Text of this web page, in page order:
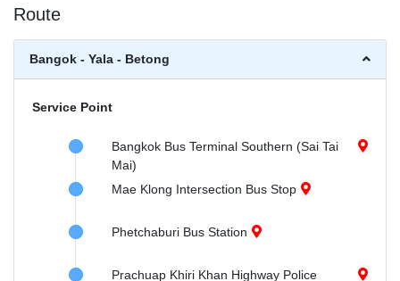
Route
Bangok - Yala - Betong
Service Point
Bangkok Bus Terminal Southern (Sai Tai
Mai)
Mae Klong Intersection Bus Stop
Phetchaburi Bus Station
Prachuap Khiri Khan Highway Police